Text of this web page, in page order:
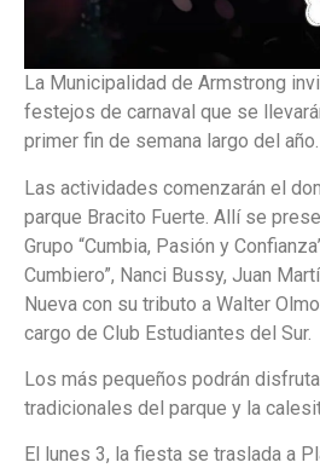
La Municipalidad de Armstrong
festejos de carnaval que se
primer fin de semana largo del año.
Las actividades comenzarán el
parque Bracito Fuerte. Allí se
Grupo “Cumbia, Pasión y
Cumbiero”, Nanci Bussy, Juan
Nueva con su tributo a Walter
cargo de Club Estudiantes del Sur.
Los más pequeños podrán
tradicionales del parque y la
El lunes 3, la fiesta se traslada a